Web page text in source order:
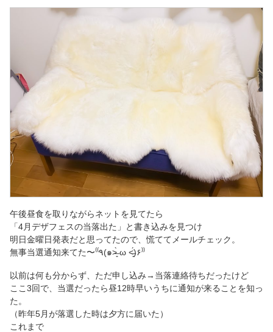
午後昼食を取りながらネットを見てたら
「4月デザフェスの当落出た」と書き込みを見つけ
明日金曜日発表だと思ってたので、慌ててメールチェック。
無事当選通知来てた〜‎⁽⁽٩(๑˃̶͈̀ ω ˂̶͈́)۶⁾⁾
以前は何も分からず、ただ申し込み→当落連絡待ちだったけど
ここ3回で、当選だったら昼12時早いうちに通知が来ることを知っ
た。
（昨年5月が落選した時は夕方に届いた）
これまで